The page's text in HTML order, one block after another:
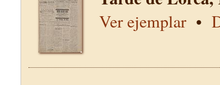
Ver ejemplar•